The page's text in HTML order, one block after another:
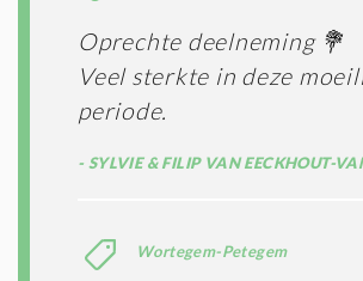
Oprechte deelneming 💐
Veel sterkte in deze
periode.
SYLVIE & FILIP VAN EECKHOUT-
Wortegem-Petegem